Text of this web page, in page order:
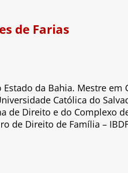
de Farias
da Bahia. Mestre em
Católica do
de Direito e do Complexo
de Direito de Família –